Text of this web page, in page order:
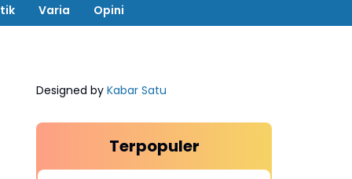
Varia Opini
Designed by Kabar Satu
Terpopuler